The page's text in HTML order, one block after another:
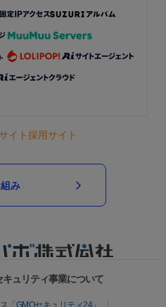
イト採用サイト
み
ュリティ事業について
「GMOセキュリティ24」